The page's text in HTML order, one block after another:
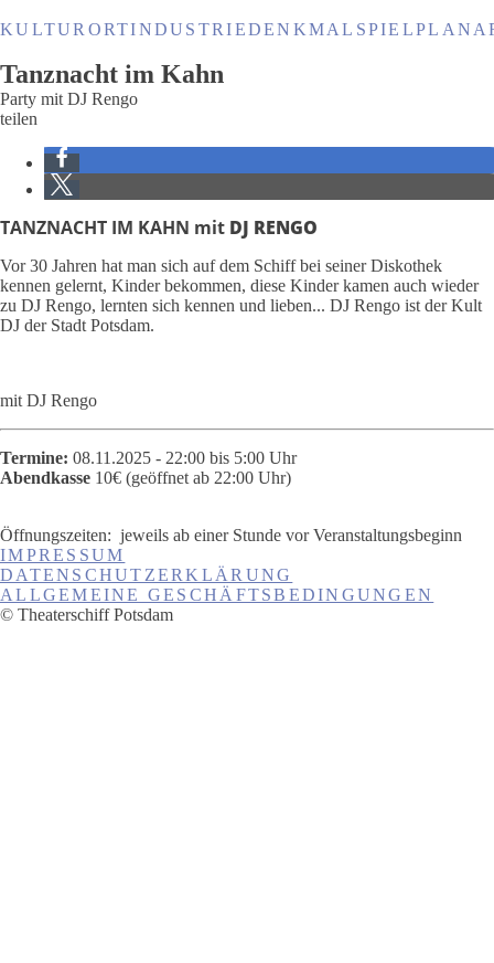
KULTURORTINDUSTRIEDENKMAL
Tanznacht im Kahn
Party mit DJ Rengo
teilen
TANZNACHT IM KAHN mit DJ RENGO
Vor 30 Jahren hat man sich auf dem Schiff bei seiner Diskothek
kennen gelernt, Kinder bekommen, diese Kinder kamen auch wieder
zu DJ Rengo, lernten sich kennen und lieben... DJ Rengo ist der Kult
DJ der Stadt Potsdam.
mit DJ Rengo
Termine: 08.11.2025 - 22:00 bis 5:00 Uhr
Abendkasse 10€ (geöffnet ab 22:00 Uhr)
Öffnungszeiten: jeweils ab einer Stunde vor Veranstaltungsbeginn
IMPRESSUM
DATENSCHUTZERKLÄRUNG
ALLGEMEINE GESCHÄFTSBEDINGUNGEN
© Theaterschiff Potsdam